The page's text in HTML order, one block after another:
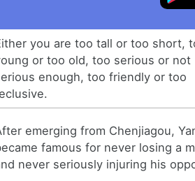
you are too tall or too short,
or too old, too serious or not
enough, too friendly or too
emerging from Chenjiagou,
famous for never losing a
never seriously injuring his